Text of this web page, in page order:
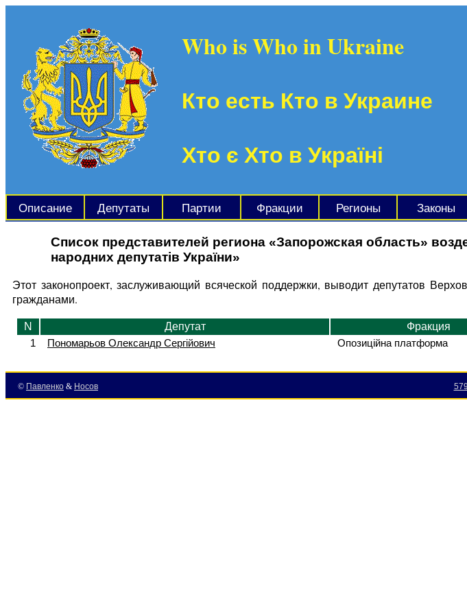
Who is Who in Ukraine
Кто есть Кто в Украине
Хто є Хто в Україні
Описание Депутаты Партии Фракции Регионы Законы
Список представителей региона «Запорожская область»
народних депутатів України»
Этот законопроект, заслуживающий всяческой поддержки, выводит депутатов
гражданами.
N Депутат Фракция
1
Пономарьов Олександр Сергійович Опозиційна платформа
© Павленко & Носов 579